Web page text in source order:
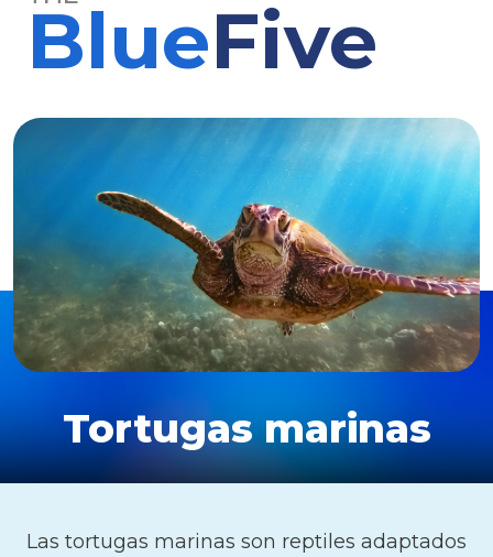
BlueFive
Tortugas marinas
Las tortugas marinas son reptiles adaptados